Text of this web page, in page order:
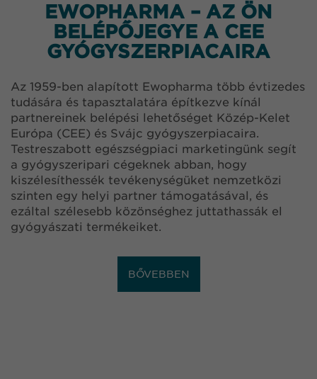
EWOPHARMA – AZ ÖN
BELÉPŐJEGYE A CEE
GYÓGYSZERPIACAIRA
Az 1959-ben alapított Ewopharma több évtizedes
tudására és tapasztalatára építkezve kínál
partnereinek belépési lehetőséget Közép-Kelet
Európa (CEE) és Svájc gyógyszerpiacaira.
Testreszabott egészségpiaci marketingünk segít
a gyógyszeripari cégeknek abban, hogy
kiszélesíthessék tevékenységüket nemzetközi
szinten egy helyi partner támogatásával, és
ezáltal szélesebb közönséghez juttathassák el
gyógyászati termékeiket.
BŐVEBBEN